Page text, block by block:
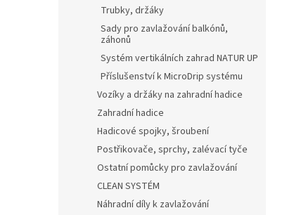
Trubky, držáky
Sady pro zavlažování balkónů,
záhonů
Systém vertikálních zahrad NATUR UP
Příslušenství k MicroDrip systému
Vozíky a držáky na zahradní hadice
Zahradní hadice
Hadicové spojky, šroubení
Postřikovače, sprchy, zalévací tyče
Ostatní pomůcky pro zavlažování
CLEAN SYSTÉM
Náhradní díly k zavlažování